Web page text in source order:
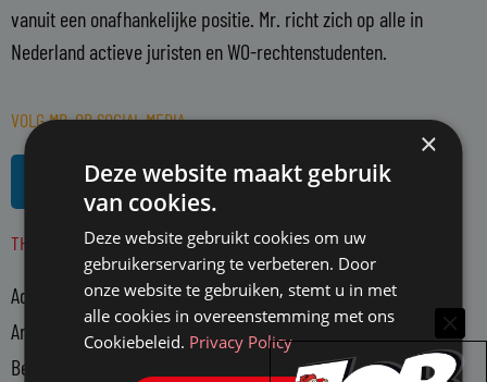
vanuit een onafhankelijke positie. Mr. richt zich op alle in
Nederland actieve juristen en WO-rechtenstudenten.
VOLG MR. OP SOCIAL MEDIA
R
s
s
THEMA'S
Advocatuur
Arbeidsmarkt
Bedrijfsjuristen
×
Deze website maakt gebruik
van cookies.
Deze website gebruikt cookies om uw
gebruikerservaring te verbeteren. Door
onze website te gebruiken, stemt u in met
alle cookies in overeenstemming met ons
Cookiebeleid. Privacy Policy